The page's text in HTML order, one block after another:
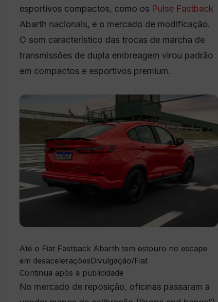
esportivos compactos, como os Pulse Fastback
Abarth nacionais, e o mercado de modificação.
O som característico das trocas de marcha de
transmissões de dupla embreagem virou padrão
em compactos e esportivos premium.
Até o Fiat Fastback Abarth tem estouro no escape
em desaceleraçõesDivulgação/Fiat
Continua após a publicidade
No mercado de reposição, oficinas passaram a